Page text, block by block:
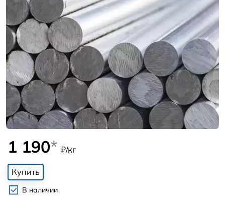
1 190* ₽/кг
Купить
В наличии